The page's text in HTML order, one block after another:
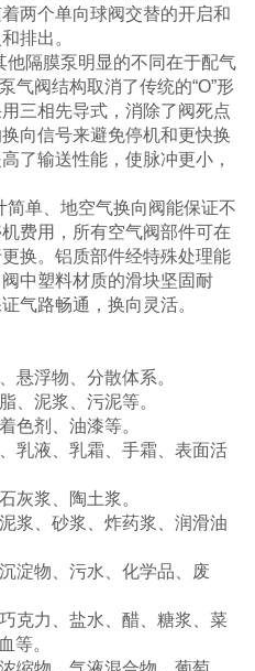
两个单向球阀交替的开启和
排出。
他隔膜泵明显的不同在于配气
气阀结构取消了传统的“O”形
三相先导式，消除了阀死点
向信号来避免停机和更快换
了输送性能，使脉冲更小，
简单 、地空气换向阀能保证不
费用，所有空气阀部件可在
换。铝质部件经特殊处理能
中塑料材质的滑块坚固耐
气路畅通，换向灵活。
悬浮物、分散体系。
、泥浆、污泥等。
色剂、油漆等。
乳液、乳霜、手霜、表面活
灰浆、陶土浆。
浆、砂浆、炸药浆、润滑油
淀物、污水、化学品、废
克力、盐水、醋、糖浆、菜
等。